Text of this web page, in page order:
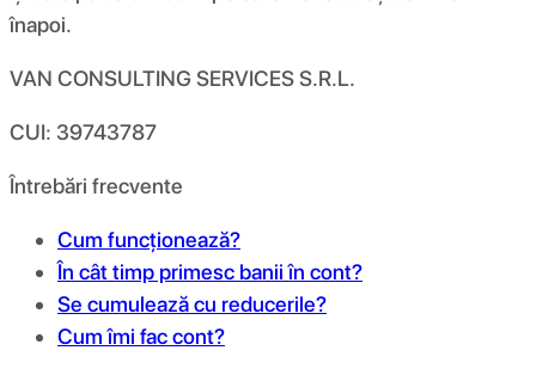
înapoi.
VAN CONSULTING SERVICES S.R.L.
CUI: 39743787
Întrebări frecvente
Cum funcționează?
În cât timp primesc banii în cont?
Se cumulează cu reducerile?
Cum îmi fac cont?